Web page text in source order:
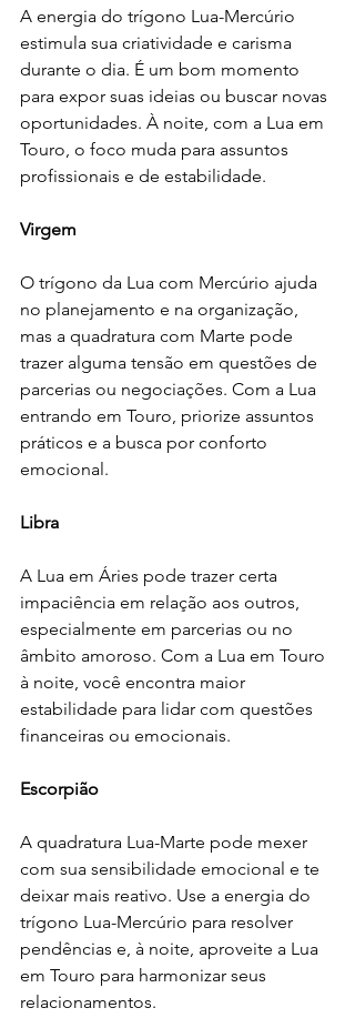
A energia do trígono Lua-Mercúrio
estimula sua criatividade e carisma
durante o dia. É um bom momento
para expor suas ideias ou buscar novas
oportunidades. À noite, com a Lua em
Touro, o foco muda para assuntos
profissionais e de estabilidade.
Virgem
O trígono da Lua com Mercúrio ajuda
no planejamento e na organização,
mas a quadratura com Marte pode
trazer alguma tensão em questões de
parcerias ou negociações. Com a Lua
entrando em Touro, priorize assuntos
práticos e a busca por conforto
emocional.
Libra
A Lua em Áries pode trazer certa
impaciência em relação aos outros,
especialmente em parcerias ou no
âmbito amoroso. Com a Lua em Touro
à noite, você encontra maior
estabilidade para lidar com questões
financeiras ou emocionais.
Escorpião
A quadratura Lua-Marte pode mexer
com sua sensibilidade emocional e te
deixar mais reativo. Use a energia do
trígono Lua-Mercúrio para resolver
pendências e, à noite, aproveite a Lua
em Touro para harmonizar seus
relacionamentos.